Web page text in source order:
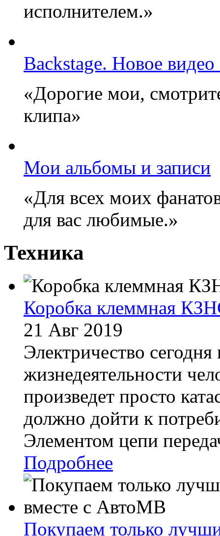
исполнителем.»
Backstage. Новое
«Дорогие мои,
клипа»
Мои альбомы и записи
«Для всех моих
для вас любимые.»
Техника
Коробка клеммная
21 Авг 2019
Электричество
жизнедеятельности
произведет просто
должно дойти к
Элементом цепи
Подробнее
Покупаем только